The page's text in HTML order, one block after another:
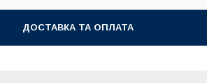
ДОСТАВКА ТА ОПЛАТА